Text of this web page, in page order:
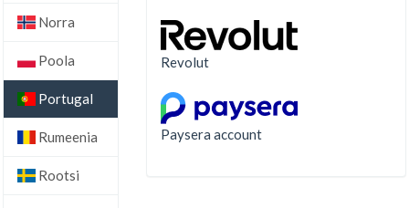
Norra
Poola
Portugal
Rumeenia
Rootsi
Revolut
Paysera account